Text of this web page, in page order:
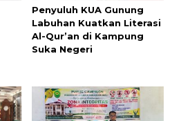
Penyuluh KUA Gunung
Labuhan Kuatkan Literasi
Al-Qur’an di Kampung
Suka Negeri